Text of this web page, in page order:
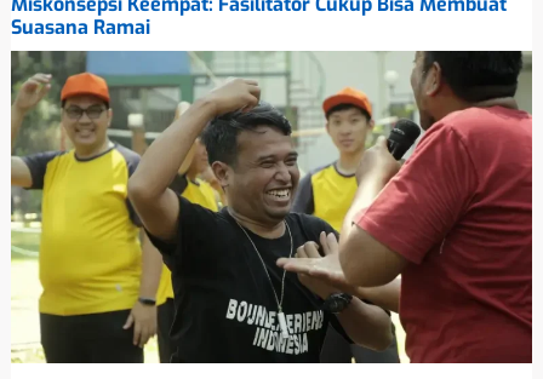
Suasana Ramai